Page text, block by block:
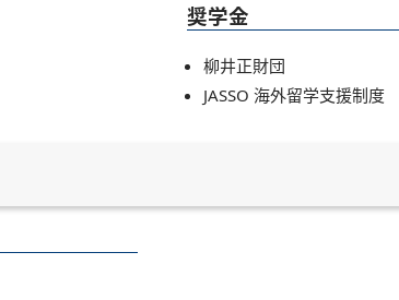
奨学金
柳井正財団
JASSO 海外留学支援制度